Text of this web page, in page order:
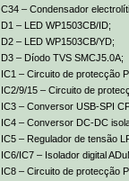
C34 – Condensador
D1 – LED WP1503CB/ID;
D2 – LED WP1503CB/YD;
D3 – Díodo TVS SMCJ5.0A;
IC1 – Circuito de protecção
IC2/9/15 – Circuito de
IC3 – Conversor USB-SPI
IC4 – Conversor DC-DC
IC5 – Regulador de tensão
IC6/IC7 – Isolador digital
IC8 – Circuito de protecção